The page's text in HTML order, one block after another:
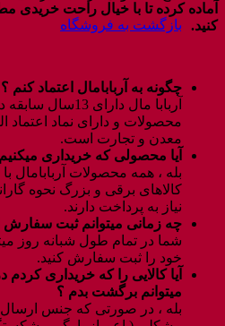
بازگشت به فروشگاه
آماده کرده تا با خیال راحت خریدی
کنید.
چگونه به آربابامال اعتماد کنم ؟
آربابا مال دارای
محصولات و دارای نماد اعتماد
معدن و تجارت است.
آیا محصولی که خریداری میکنیم
بله ، همه محصولات آربابامال
کالاهای برقی و بزرگ نحوه
نیاز به پرداخت دارند.
چه زمانی میتوانم ثبت سفارش
شما در تمام طول شبانه روز
خود را ثبت سفارش کنید.
آیا کالایی را که خریداری
میتوانم برگشت بدم ؟
بله ، در صورتی که جنس